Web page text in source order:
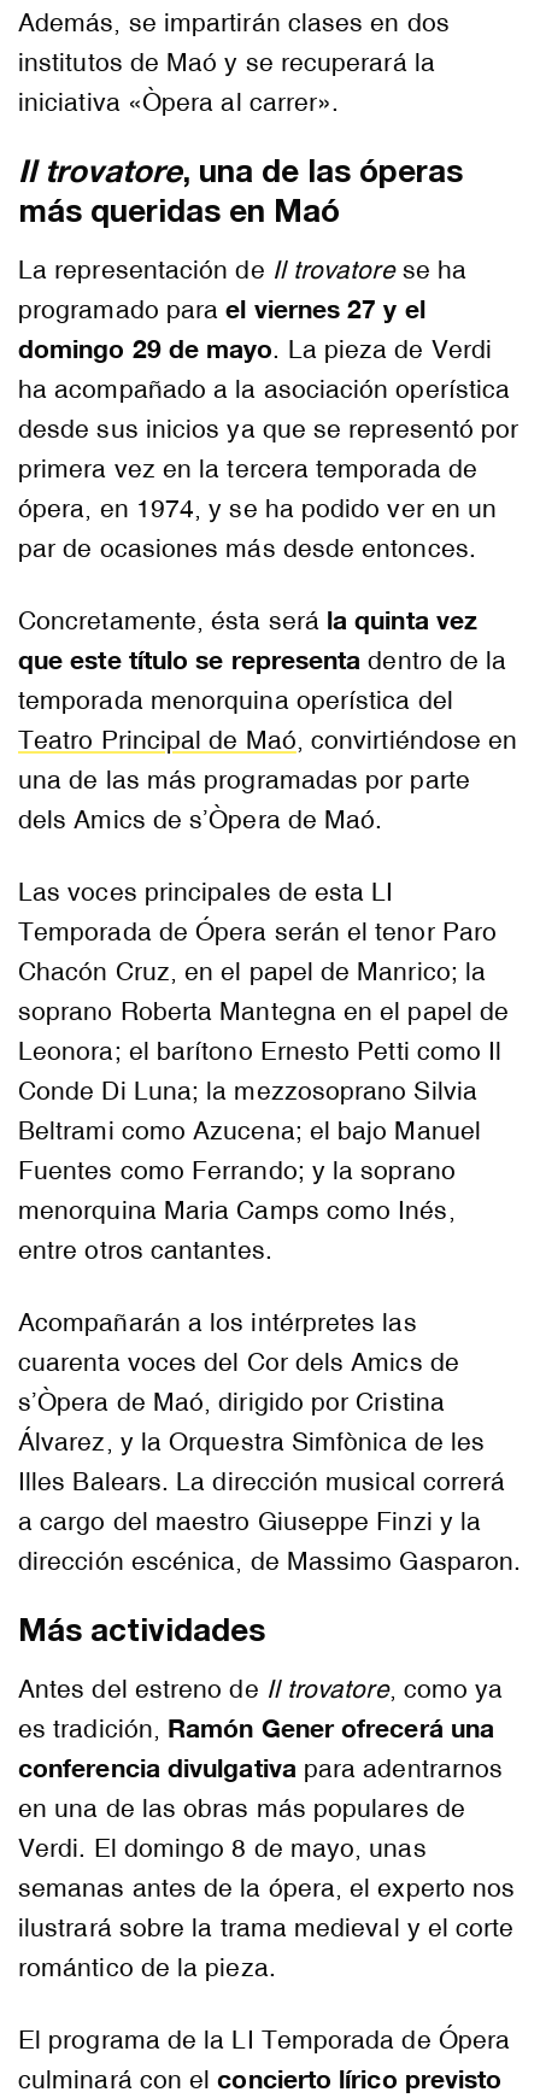
Además, se impartirán clases en dos
institutos de Maó y se recuperará la
iniciativa «Òpera al carrer».
Il trovatore, una de las óperas
más queridas en Maó
La representación de Il trovatorese ha
programado parael viernes 27 y el
domingo 29 de mayo. La pieza de Verdi
ha acompañado a la asociación operística
desde sus inicios ya que se representó por
primera vez en la tercera temporada de
ópera, en 1974, y se ha podido ver en un
par de ocasiones más desde entonces.
Concretamente, ésta será la quinta vez
que este título se representa dentro de la
temporada menorquina operística del
Teatro Principal de Maó, convirtiéndose en
una de las más programadas por parte
dels Amics de s’Òpera de Maó.
Las voces principales de esta LI
Temporada de Ópera serán el tenor Paro
Chacón Cruz, en el papel de Manrico; la
soprano Roberta Mantegna en el papel de
Leonora; el barítono Ernesto Petti como Il
Conde Di Luna; la mezzosoprano Silvia
Beltrami como Azucena; el bajo Manuel
Fuentes como Ferrando; y la soprano
menorquina Maria Camps como Inés,
entre otros cantantes.
Acompañarán a los intérpretes las
cuarenta voces del Cor dels Amics de
s’Òpera de Maó, dirigido por Cristina
Álvarez, y la Orquestra Simfònica de les
Illes Balears. La dirección musical correrá
a cargo del maestro Giuseppe Finzi y la
dirección escénica, de Massimo Gasparon.
Más actividades
Antes del estreno de Il trovatore, como ya
es tradición, Ramón Gener ofrecerá una
conferencia divulgativa para adentrarnos
en una de las obras más populares de
Verdi. El domingo 8 de mayo, unas
semanas antes de la ópera, el experto nos
ilustrará sobre la trama medieval y el corte
romántico de la pieza.
El programa de la LI Temporada de Ópera
culminará con elconcierto lírico previsto